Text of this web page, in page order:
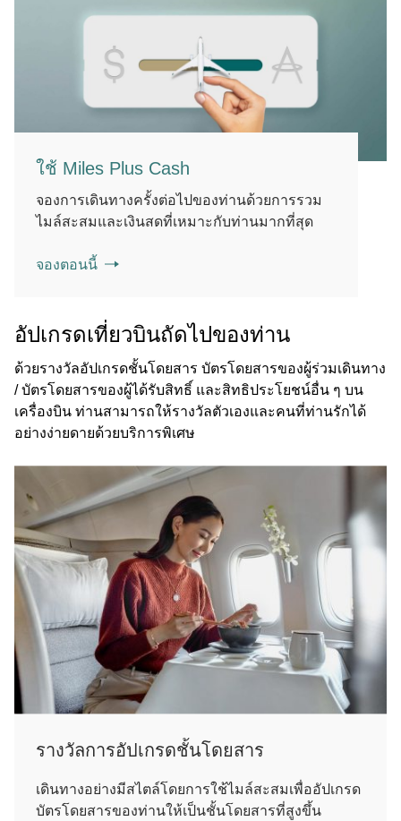
ใช้ Miles Plus Cash
จองการเดินทางครั้งต่อไปของท่านด้วยการรวม
ไมล์สะสมและเงินสดที่เหมาะกับท่านมากที่สุด
จองตอนนี้
อัปเกรดเที่ยวบินถัดไปของท่าน
ด้วยรางวัลอัปเกรดชั้นโดยสาร บัตรโดยสารของผู้ร่วมเดินทาง
/ บัตรโดยสารของผู้ได้รับสิทธิ์ และสิทธิประโยชน์อื่น ๆ บน
เครื่องบิน ท่านสามารถให้รางวัลตัวเองและคนที่ท่านรักได้
อย่างง่ายดายด้วยบริการพิเศษ
รางวัลการอัปเกรดชั้นโดยสาร
เดินทางอย่างมีสไตล์โดยการใช้ไมล์สะสมเพื่ออัปเกรด
บัตรโดยสารของท่านให้เป็นชั้นโดยสารที่สูงขึ้น